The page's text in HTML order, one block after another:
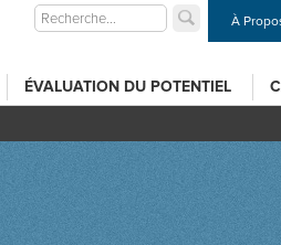
À
ÉVALUATION DU POTENTIEL